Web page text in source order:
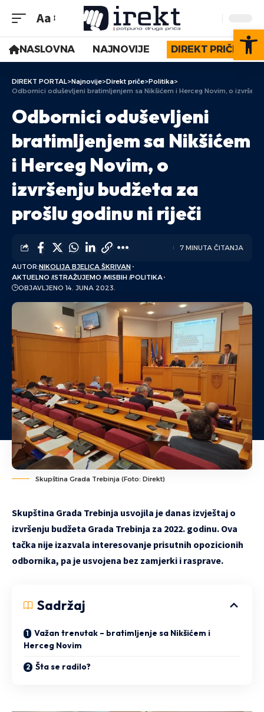
Aa
NASLOVNA NAJNOVIJE DIREKT PRIČE
DIREKT PORTAL>Najnovije>Direkt priče>Politika>
Odbornici oduševljeni bratimljenjem sa Nikšićem i Herceg Novim, o
Odbornici oduševljeni
bratimljenjem sa Nikšićem
i Herceg Novim, o
izvršenju budžeta za
prošlu godinu ni riječi
AUTOR:NIKOLIJA BJELICA ŠKRIVAN
AKTUELNO ISTRAŽUJEMO MISBIH POLITIKA
OBJAVLJENO 14. JUNA 2023.
7 MINUTA ČITANJA
Skupština Grada Trebinja (Foto: Direkt)
Skupština Grada Trebinja usvojila je danas izvještaj o
izvršenju budžeta Grada Trebinja za 2022. godinu. Ova
tačka nije izazvala interesovanje prisutnih opozicionih
odbornika, pa je usvojena bez zamjerki i rasprave.
Sadržaj
Važan trenutak – bratimljenje sa Nikšićem i
Herceg Novim
Šta se radilo?